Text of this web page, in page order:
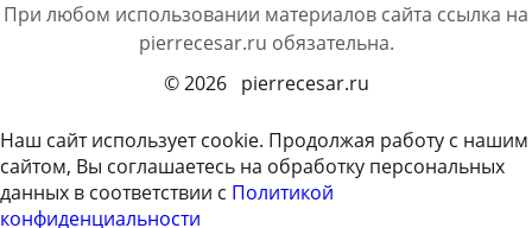
При любом использовании материалов сайта ссылка на
pierrecesar.ru обязательна.
© 2026 pierrecesar.ru
Наш сайт использует cookie. Продолжая работу с нашим
сайтом, Вы соглашаетесь на обработку персональных
данных в соответствии с Политикой
конфиденциальности